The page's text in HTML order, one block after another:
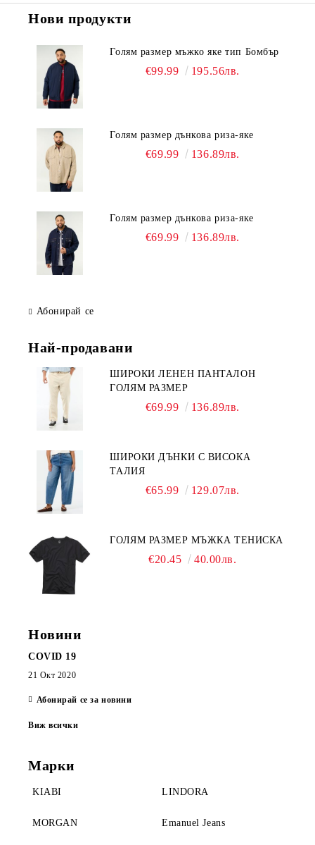
Нови продукти
Голям размер мъжко яке тип Бомбър
€99.99 195.56лв.
Голям размер дънкова риза-яке
€69.99 136.89лв.
Голям размер дънкова риза-яке
€69.99 136.89лв.
Абонирай се
Най-продавани
ШИРОКИ ЛЕНЕН ПАНТАЛОН
ГОЛЯМ РАЗМЕР
€69.99 136.89лв.
ШИРОКИ ДЪНКИ С ВИСОКА
ТАЛИЯ
€65.99 129.07лв.
ГОЛЯМ РАЗМЕР МЪЖКА ТЕНИСКА
€20.45 40.00лв.
Новини
COVID 19
21 Окт 2020
Абонирай се за новини
Виж всички
Марки
KIABI LINDORA
MORGAN Emanuel Jeans